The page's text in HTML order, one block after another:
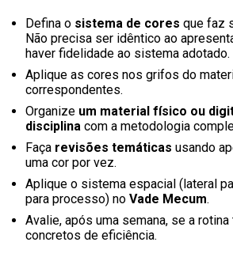
Defina o sistema de cores que faz
Não precisa ser idêntico ao
haver fidelidade ao sistema adotado.
Aplique as cores nos grifos do
correspondentes.
Organize um material físico ou
disciplina com a metodologia
Faça revisões temáticas usando
uma cor por vez.
Aplique o sistema espacial (lateral
para processo) no Vade Mecum.
Avalie, após uma semana, se a
concretos de eficiência.